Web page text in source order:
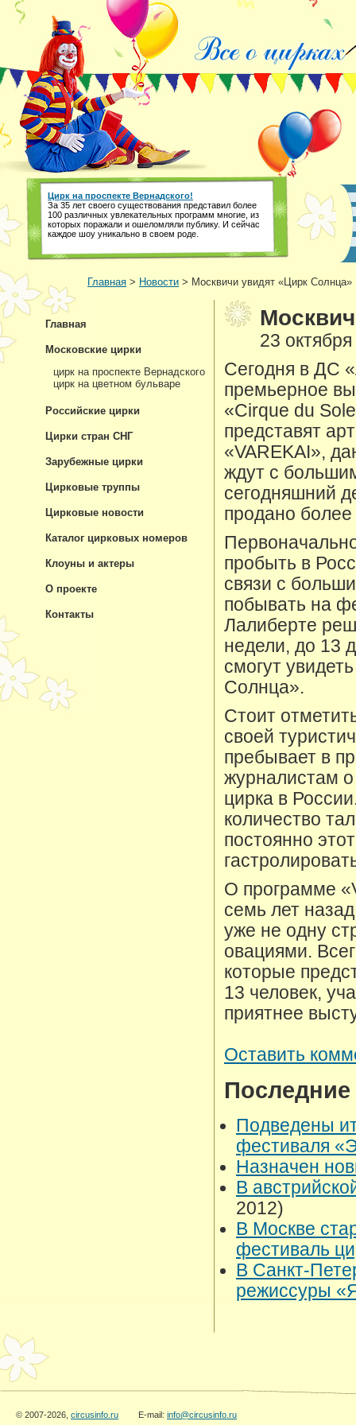
Цирк на проспекте Вернадского!
За 35 лет своего существования представил более
100 различных увлекательных программ многие, из
которых поражали и ошеломляли публику. И сейчас
каждое шоу уникально в своем роде.
Главная > Новости > Москвичи увидят «Цирк Солнца»
23
Сегодня в ДС
премьерное
«Cirque du
представят
«VAREKAI»,
ждут с
сегодняшний
продано
пробыть в
связи с
побывать на
Лалиберте
недели, до 13
смогут
Солнца».
Стоит
своей
пребывает в
журналистам о
цирка в
количество
постоянно
О программе
семь лет
уже не одну
овациями.
которые
13 человек,
приятнее
Оставить
Подведены
фестиваля
Назначен
В
2012)
В Москве
фестиваль
В Санкт-
режиссуры
Главная
Московские цирки
цирк на проспекте Вернадского
цирк на цветном бульваре
Российские цирки
Цирки стран СНГ
Зарубежные цирки
Цирковые труппы
Цирковые новости
Каталог цирковых номеров
Клоуны и актеры
О проекте
Контакты
© 2007-2026, circusinfo.ru E-mail: info@circusinfo.ru